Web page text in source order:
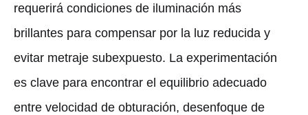
requerirá condiciones de iluminación más
brillantes para compensar por la luz reducida y
evitar metraje subexpuesto. La experimentación
es clave para encontrar el equilibrio adecuado
entre velocidad de obturación, desenfoque de